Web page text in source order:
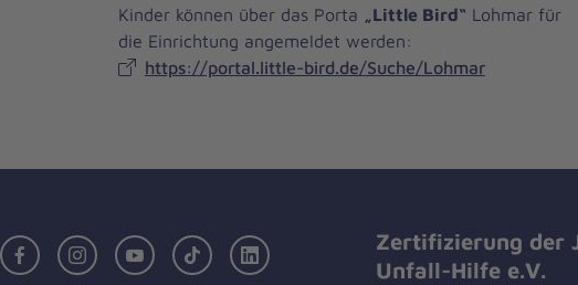
Kinder können über das Porta „Little Bird“ Lohmar für
die Einrichtung angemeldet werden:
https://portal.little-bird.de/Suche/Lohmar
FacebookInstagramYoutubeTikTok LinkedIn
Zertifizierung der
Unfall-Hilfe e.V.